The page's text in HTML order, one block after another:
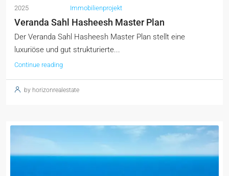
2025 Immobilienprojekt
Veranda Sahl Hasheesh Master Plan
Der Veranda Sahl Hasheesh Master Plan stellt eine
luxuriöse und gut strukturierte...
Continue reading
by horizonrealestate